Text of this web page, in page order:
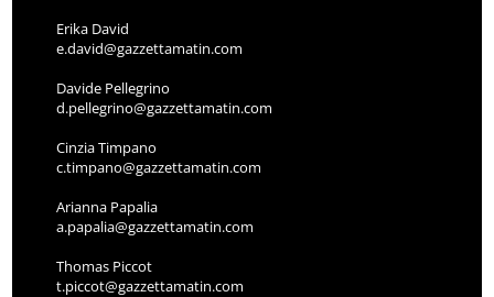
Erika David
e.david@gazzettamatin.com
Davide Pellegrino
d.pellegrino@gazzettamatin.com
Cinzia Timpano
c.timpano@gazzettamatin.com
Arianna Papalia
a.papalia@gazzettamatin.com
Thomas Piccot
t.piccot@gazzettamatin.com